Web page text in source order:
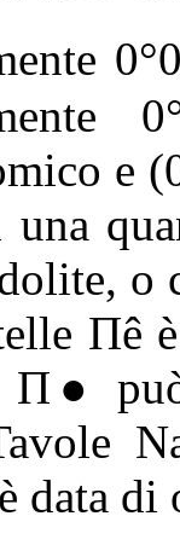
e
una
o
Πê
Π ●
data di